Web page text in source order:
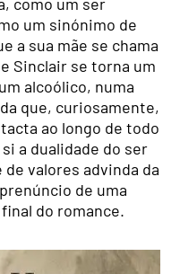
como um ser
um sinónimo de
a sua mãe se chama
Sinclair se torna um
alcoólico, numa
que, curiosamente,
ao longo de todo
a dualidade do ser
valores advinda da
de uma
do romance.